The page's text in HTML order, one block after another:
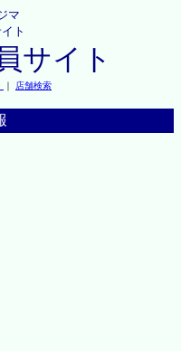
マ
ト
サイト
｜ 店舗検索